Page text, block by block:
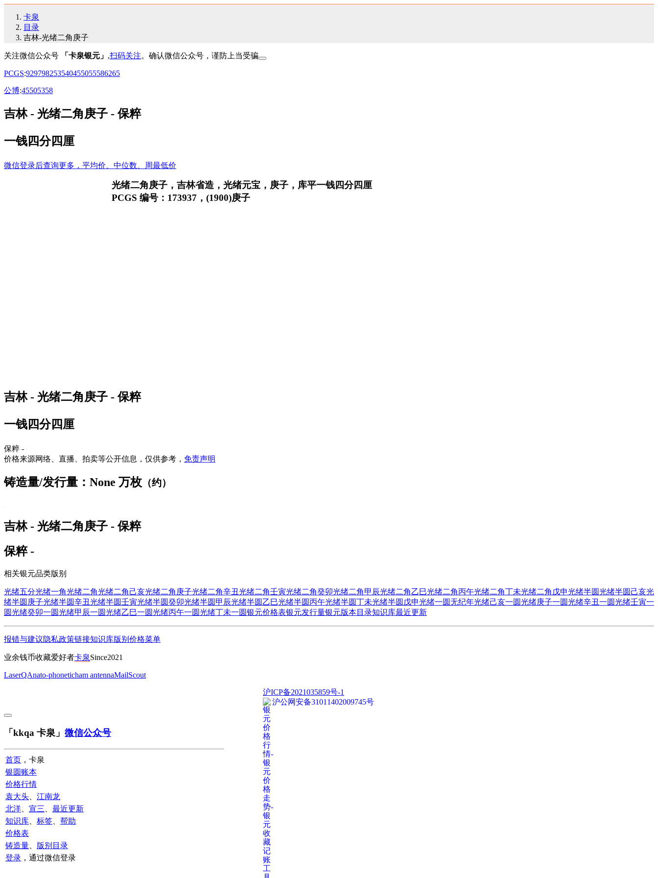
卡泉
目录
吉林-光绪二角庚子
关注微信公众号 「卡泉银元」 ,扫码关注。确认微信公众号，谨防上当受骗
PCGS:929798253540455055586265
公博:45505358
吉林 - 光绪二角庚子 - 保粹
一钱四分四厘
微信登录后查询更多，平均价、中位数、周最低价
光绪二角庚子，吉林省造，光绪元宝，庚子，库平一钱四分四厘
PCGS 编号：173937，(1900)庚子
吉林 - 光绪二角庚子 - 保粹
一钱四分四厘
保粹 -
价格来源网络、直播、拍卖等公开信息，仅供参考， 免责声明
铸造量/发行量：None 万枚 （约）
吉林 - 光绪二角庚子 - 保粹
保粹 -
相关银元品类版别
光绪五分光绪一角光绪二角光绪二角己亥光绪二角庚子光绪二角辛丑光绪二角壬寅光绪二角癸卯光绪二角甲辰光绪二角乙巳光绪二角丙午光绪二角丁未光绪二角戊申光绪半圆光绪半圆己亥光
绪半圆庚子光绪半圆辛丑光绪半圆壬寅光绪半圆癸卯光绪半圆甲辰光绪半圆乙巳光绪半圆丙午光绪半圆丁未光绪半圆戊申光绪一圆无纪年光绪己亥一圆光绪庚子一圆光绪辛丑一圆光绪壬寅一
圆光绪癸卯一圆光绪甲辰一圆光绪乙巳一圆光绪丙午一圆光绪丁未一圆银元价格表银元发行量银元版本目录知识库最近更新
报错与建议隐私政策链接知识库版别 价格菜单
业余钱币收藏爱好者卡泉Since2021
LaserQAnato-phoneticham antennaMailScout
沪ICP备2021035859号-1
沪公网安备31011402009745号
「kkqa 卡泉」 微信公众号
首页 ，卡泉
银圆账本
价格行情
袁大头
江南龙
北洋
宣三
最近更新
知识库
标签
帮助
价格表
铸造量
版别目录
登录 ，通过微信登录